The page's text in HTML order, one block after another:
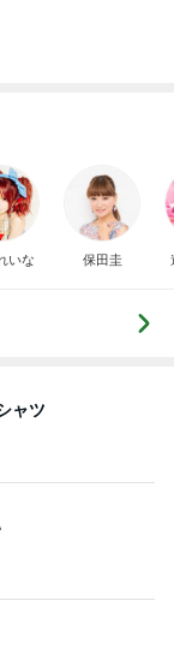
いな 保田圭
ャツ